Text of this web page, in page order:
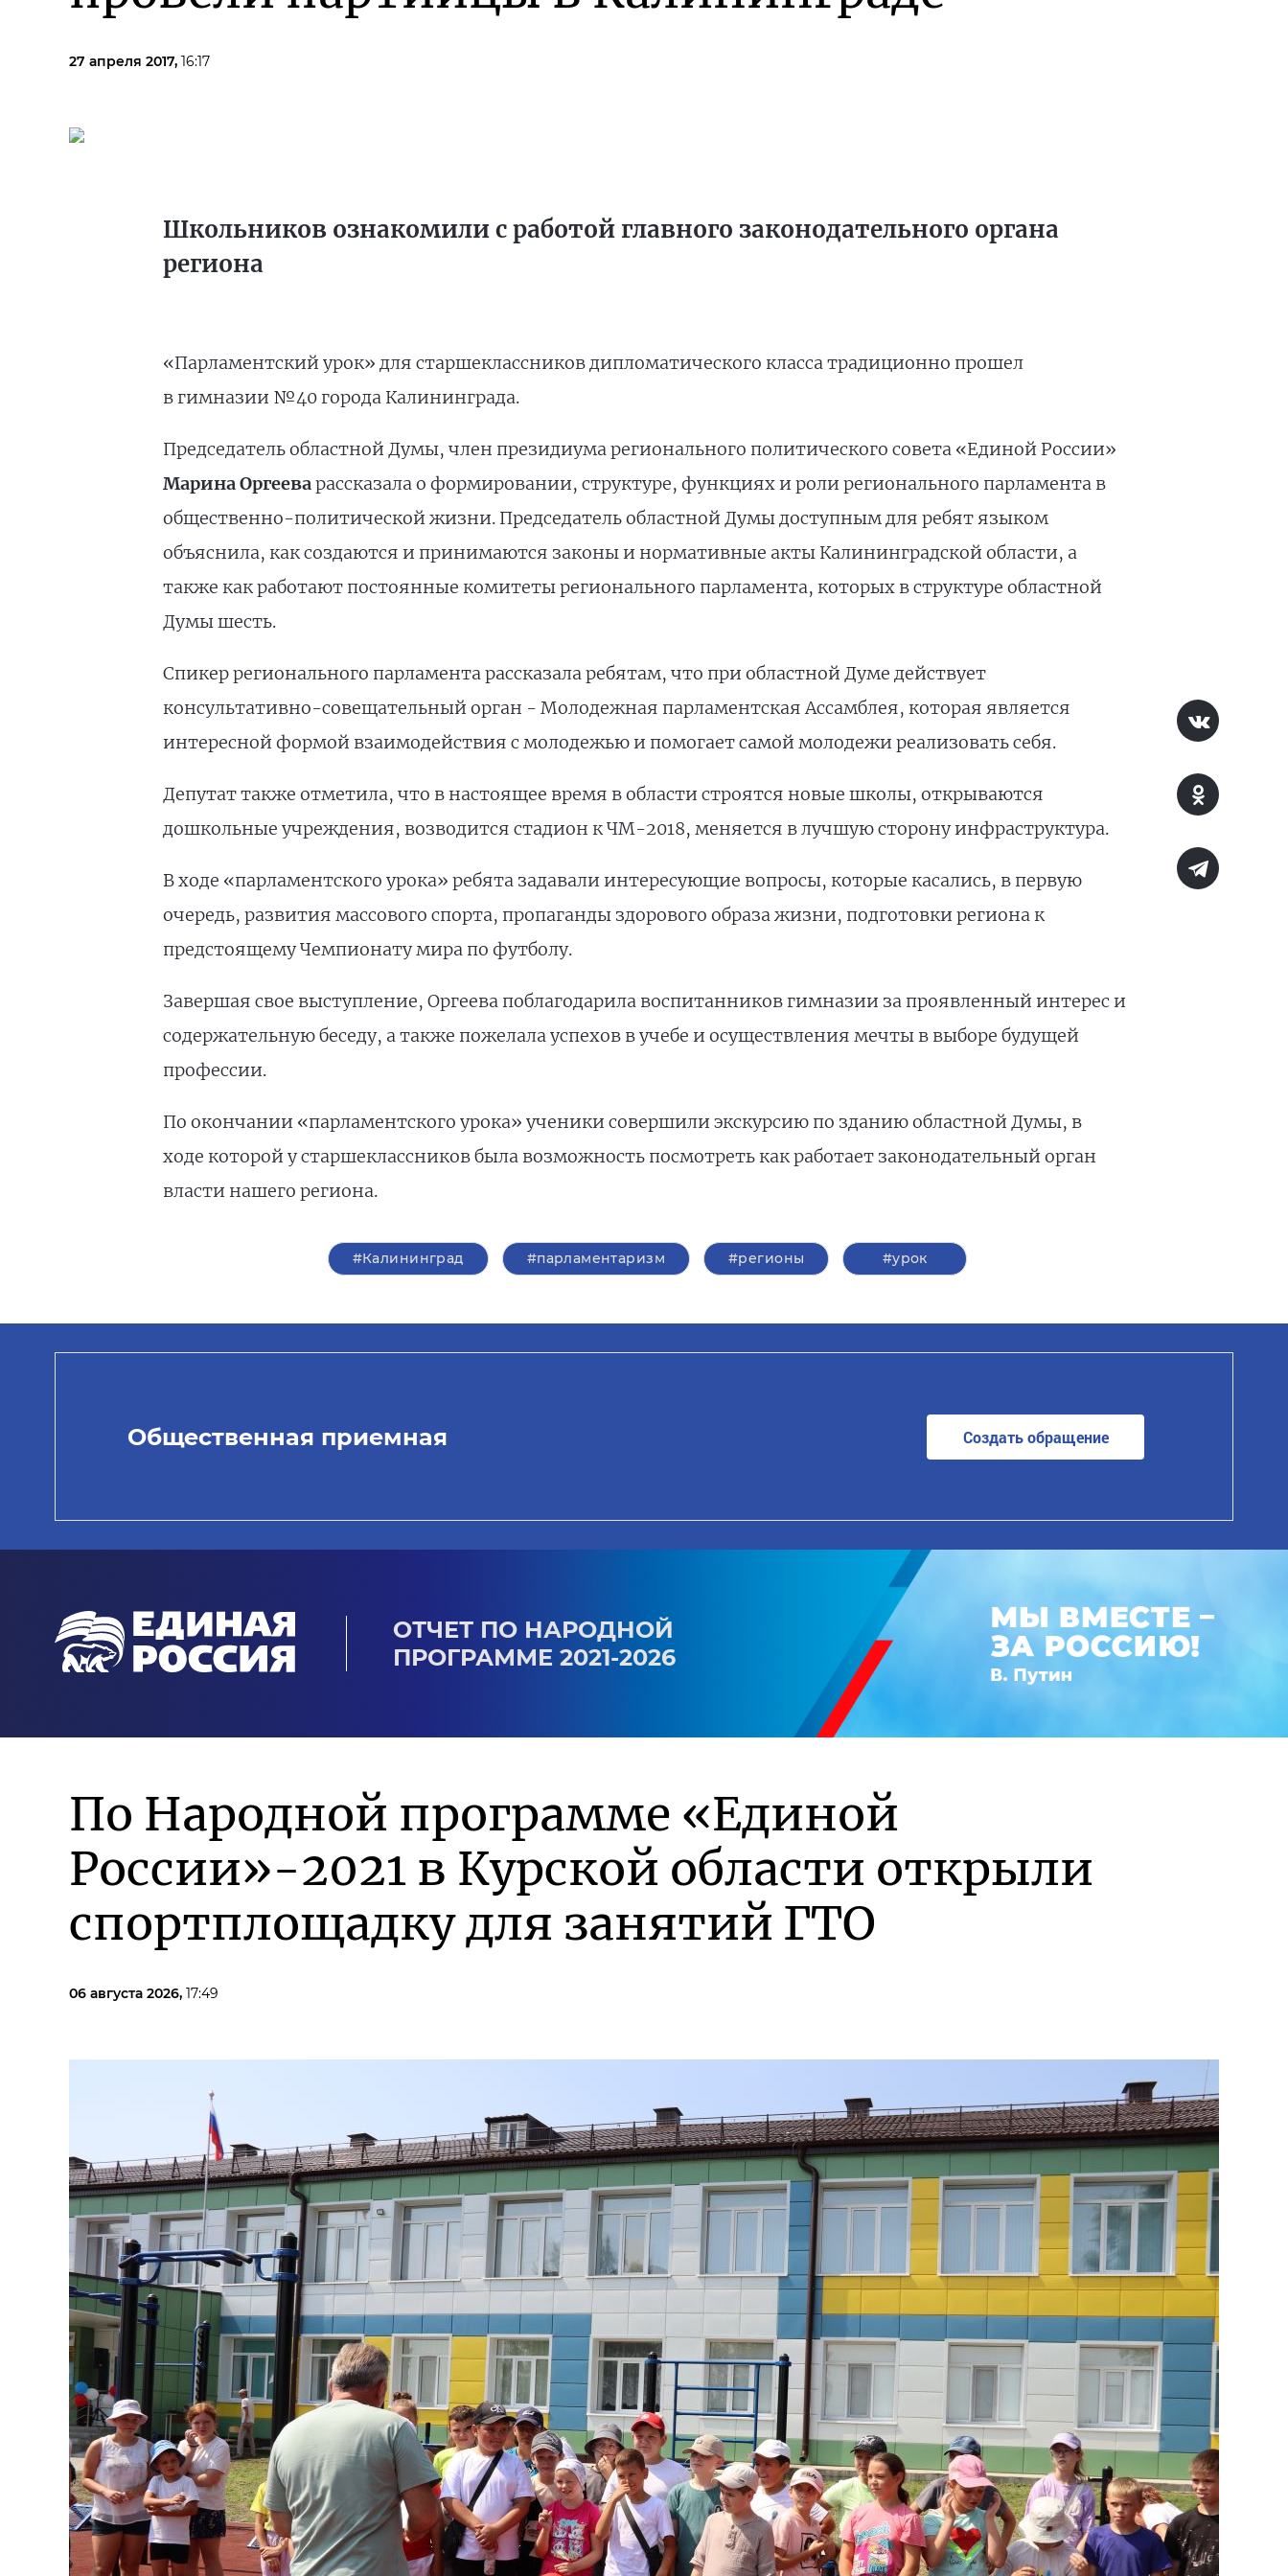
27 апреля 2017, 16:17
Школьников ознакомили с работой главного законодательного органа
региона
«Парламентский урок» для старшеклассников дипломатического класса традиционно прошел
в гимназии №40 города Калининграда.
Председатель областной Думы, член президиума регионального политического совета «Единой России»
Марина Оргееварассказала о формировании, структуре, функциях и роли регионального парламента в
общественно-политической жизни. Председатель областной Думы доступным для ребят языком
объяснила, как создаются и принимаются законы и нормативные акты Калининградской области, а
также как работают постоянные комитеты регионального парламента, которых в структуре областной
Думы шесть.
Спикер регионального парламента рассказала ребятам, что при областной Думе действует
консультативно-совещательный орган - Молодежная парламентская Ассамблея, которая является
интересной формой взаимодействия с молодежью и помогает самой молодежи реализовать себя.
Депутат также отметила, что в настоящее время в области строятся новые школы, открываются
дошкольные учреждения, возводится стадион к ЧМ-2018, меняется в лучшую сторону инфраструктура.
В ходе «парламентского урока» ребята задавали интересующие вопросы, которые касались, в первую
очередь, развития массового спорта, пропаганды здорового образа жизни, подготовки региона к
предстоящему Чемпионату мира по футболу.
Завершая свое выступление, Оргеева поблагодарила воспитанников гимназии за проявленный интерес и
содержательную беседу, а также пожелала успехов в учебе и осуществления мечты в выборе будущей
профессии.
По окончании «парламентского урока» ученики совершили экскурсию по зданию областной Думы, в
ходе которой у старшеклассников была возможность посмотреть как работает законодательный орган
власти нашего региона.
#Калининград #парламентаризм #регионы #урок
Общественная приемная Создать обращение
ОТЧЕТ ПО НАРОДНОЙ
ПРОГРАММЕ 2021-2026
По Народной программе «Единой
России»-2021 в Курской области открыли
спортплощадку для занятий ГТО
06 августа 2026, 17:49